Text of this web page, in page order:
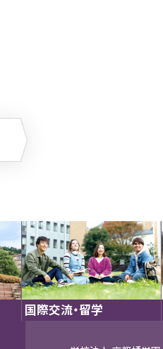
国際交流・留学